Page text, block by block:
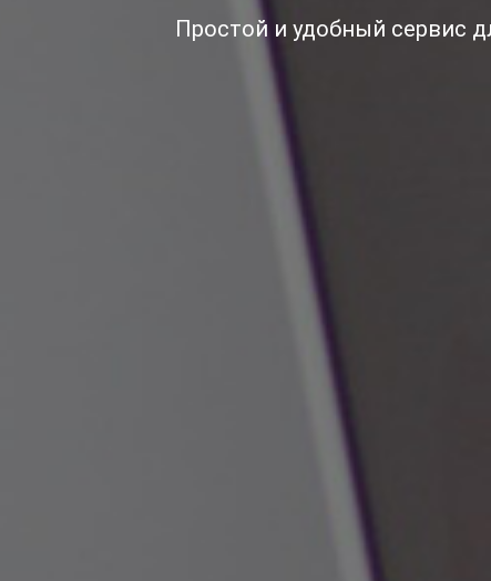
Простой и удобный сервис